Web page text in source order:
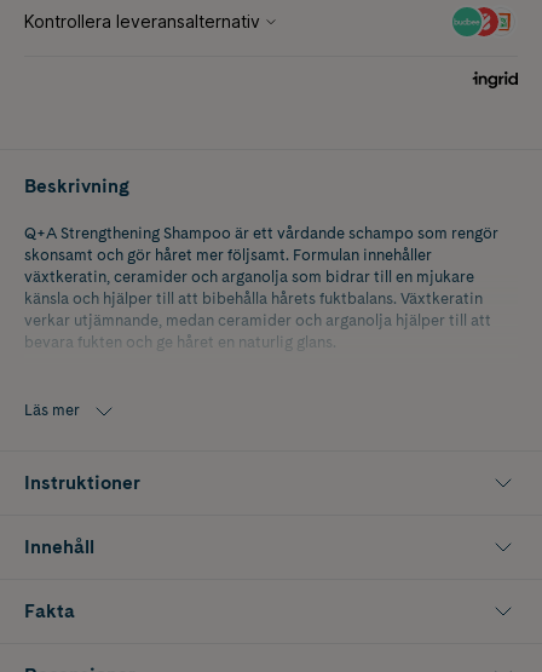
Beskrivning
Q+A Strengthening Shampoo är ett vårdande schampo som rengör
skonsamt och gör håret mer följsamt. Formulan innehåller
växtkeratin, ceramider och arganolja som bidrar till en mjukare
känsla och hjälper till att bibehålla hårets fuktbalans. Växtkeratin
verkar utjämnande, medan ceramider och arganolja hjälper till att
bevara fukten och ge håret en naturlig glans.
Ceramider hjälper till att bibehålla hårets naturliga skyddsbarriär och
Arganolja är rik på fettsyror och vitamin E, vilket vårdar håret och
Strengthening Shampoo är lämpligt för rakt, vågigt och lockigt hår.
Läs mer
Instruktioner
Innehåll
Fakta